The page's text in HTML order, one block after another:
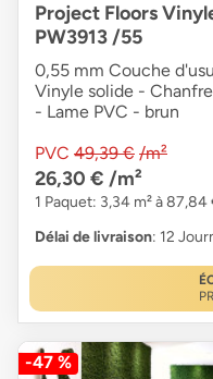
Project Floors
PW3913 /55
0,55 mm Couche
Vinyle solide -
- Lame PVC - brun
PVC 49,39 € /m²
26,30 € /m²
1 Paquet: 3,34 m² à 87,84
Délai de livraison: 12
-47 %